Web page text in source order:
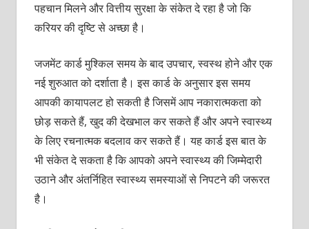
पहचान मिलने और वित्तीय सुरक्षा के संकेत दे रहा है जो कि
करियर की दृष्टि से अच्‍छा है।
जजमेंट कार्ड मुश्किल समय के बाद उपचार, स्‍वस्‍थ होने और एक
नई शुरुआत को दर्शाता है। इस कार्ड के अनुसार इस समय
आपकी कायापलट हो सकती है जिसमें आप नकारात्‍मकता को
छोड़ सकते हैं, खुद की देखभाल कर सकते हैं और अपने स्‍वास्‍थ्‍य
के लिए रचनात्‍मक बदलाव कर सकते हैं। यह कार्ड इस बात के
भी संकेत दे सकता है कि आपको अपने स्‍वास्‍थ्‍य की जिम्‍मेदारी
उठाने और अंतर्निहित स्‍वास्‍थ्‍य समस्‍याओं से निपटने की जरूरत
है।